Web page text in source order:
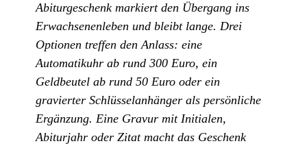
Abiturgeschenk markiert den Übergang ins
Erwachsenenleben und bleibt lange. Drei
Optionen treffen den Anlass: eine
Automatikuhr ab rund 300 Euro, ein
Geldbeutel ab rund 50 Euro oder ein
gravierter Schlüsselanhänger als persönliche
Ergänzung. Eine Gravur mit Initialen,
Abiturjahr oder Zitat macht das Geschenk